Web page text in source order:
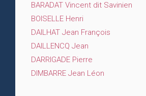
BARADAT Vincent dit Savinien
BOISELLE Henri
DAILHAT Jean François
DAILLENCQ Jean
DARRIGADE Pierre
DIMBARRE Jean Léon